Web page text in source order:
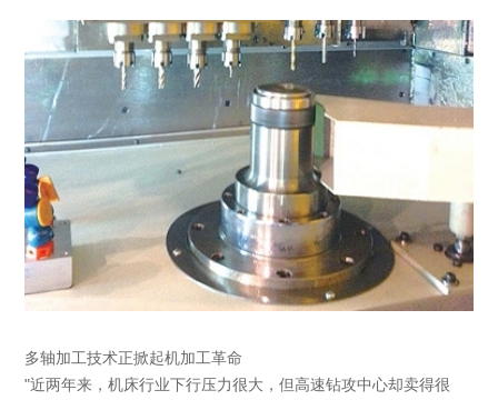
多轴加工技术正掀起机加工革命
"近两年来，机床行业下行压力很大，但高速钻攻中心却卖得很